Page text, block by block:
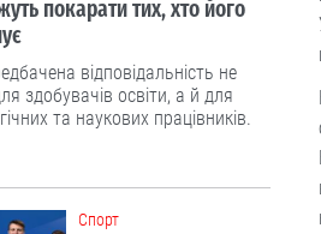
покарати тих, хто його
відповідальність не
здобувачів освіти, а й для
та наукових працівників.
Cпорт